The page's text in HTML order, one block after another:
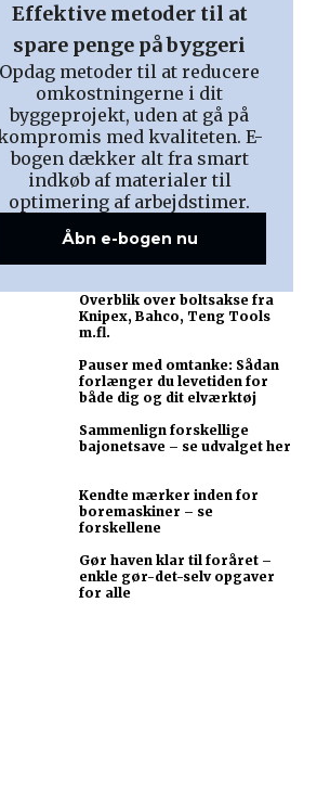
Effektive metoder til at
spare penge på byggeri
Opdag metoder til at reducere
omkostningerne i dit
byggeprojekt, uden at gå på
med kvaliteten. E-
bogen dækker alt fra smart
indkøb af materialer til
optimering af arbejdstimer.
Åbn e-bogen nu
Overblik over boltsakse fra
Knipex, Bahco, Teng Tools
m.fl.
Pauser med omtanke: Sådan
forlænger du levetiden for
både dig og dit elværktøj
Sammenlign forskellige
bajonetsave – se udvalget her
Kendte mærker inden for
boremaskiner – se
forskellene
Gør haven klar til foråret –
enkle gør-det-selv opgaver
for alle